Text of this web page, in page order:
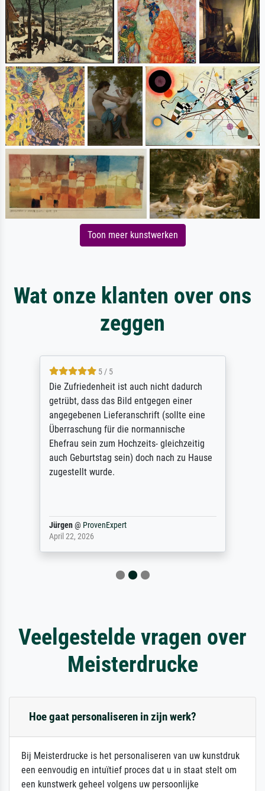
Toon meer kunstwerken
Wat onze klanten over ons
zeggen
5 / 5
Die Zufriedenheit ist auch nicht dadurch
getrübt, dass das Bild entgegen einer
angegebenen Lieferanschrift (sollte eine
Überraschung für die normannische
Ehefrau sein zum Hochzeits- gleichzeitig
auch Geburtstag sein) doch nach zu Hause
zugestellt wurde.
Jürgen@ ProvenExpert
April 22, 2026
Veelgestelde vragen over
Meisterdrucke
Hoe gaat personaliseren in zijn werk?
Bij Meisterdrucke is het personaliseren van uw kunstdruk
een eenvoudig en intuïtief proces dat u in staat stelt om
een kunstwerk geheel volgens uw persoonlijke